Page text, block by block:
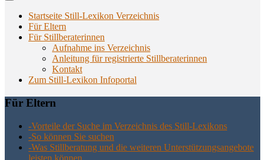
Startseite Still-Lexikon Verzeichnis
Für Eltern
Für Stillberaterinnen
Aufnahme ins Verzeichnis
Anlei­tung für regis­trier­te Stillberaterinnen
Kon­takt
Zum Still-Lexikon Infoportal
Für Eltern
-Vor­tei­le der Suche im Ver­zeich­nis des Still-Lexikons
-So kön­nen Sie suchen
-Was Still­be­ra­tung und die wei­te­ren Unter­stüt­zungs­an­ge­bo­te
leis­ten können